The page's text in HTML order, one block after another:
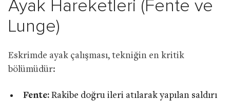
Ayak Hareketleri (Fente ve
Lunge)
Eskrimde ayak çalışması, tekniğin en kritik
bölümüdür:
Fente:Rakibe doğru ileri atılarak yapılan saldırı